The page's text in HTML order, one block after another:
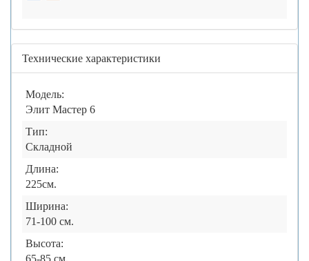
Технические характеристики
Модель:
Элит Мастер 6
Тип:
Складной
Длина:
225см.
Ширина:
71-100 см.
Высота:
65-85 см.